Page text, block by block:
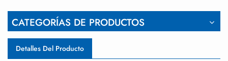
CATEGORÍAS DE PRODUCTOS
Detalles Del Producto